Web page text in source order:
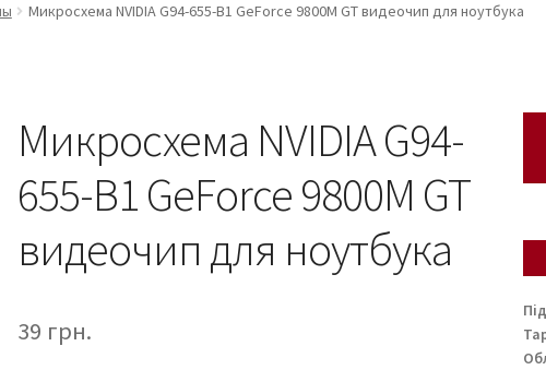
Микросхема NVIDIA G94-655-B1 GeForce 9800M GT видеочип для ноутбука
Микросхема NVIDIA G94-
655-B1 GeForce 9800M GT
видеочип для ноутбука
39 грн.